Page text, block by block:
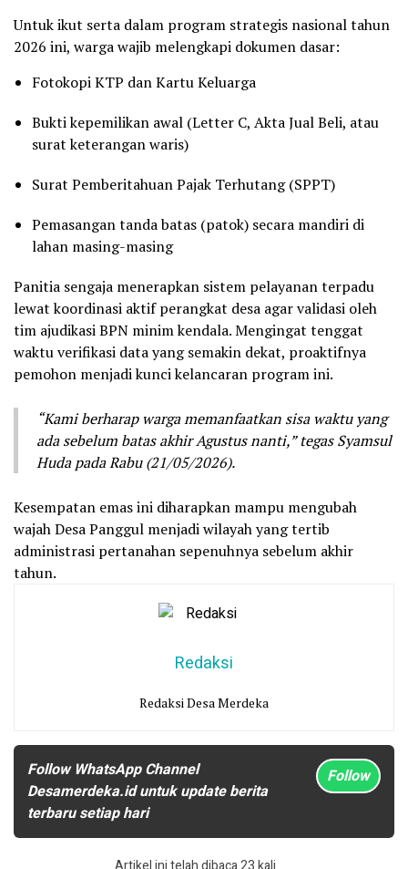
Untuk ikut serta dalam program strategis nasional tahun
2026 ini, warga wajib melengkapi dokumen dasar:
Fotokopi KTP dan Kartu Keluarga
Bukti kepemilikan awal (Letter C, Akta Jual Beli, atau
surat keterangan waris)
Surat Pemberitahuan Pajak Terhutang (SPPT)
Pemasangan tanda batas (patok) secara mandiri di
lahan masing-masing
Panitia sengaja menerapkan sistem pelayanan terpadu
lewat koordinasi aktif perangkat desa agar validasi oleh
tim ajudikasi BPN minim kendala. Mengingat tenggat
waktu verifikasi data yang semakin dekat, proaktifnya
pemohon menjadi kunci kelancaran program ini.
“Kami berharap warga memanfaatkan sisa waktu yang
ada sebelum batas akhir Agustus nanti,” tegas Syamsul
Huda pada Rabu (21/05/2026).
Kesempatan emas ini diharapkan mampu mengubah
wajah Desa Panggul menjadi wilayah yang tertib
administrasi pertanahan sepenuhnya sebelum akhir
tahun.
Redaksi
Redaksi Desa Merdeka
Follow WhatsApp Channel
Desamerdeka.id untuk update berita
terbaru setiap hari
Follow